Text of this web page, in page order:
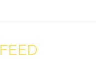
FEED